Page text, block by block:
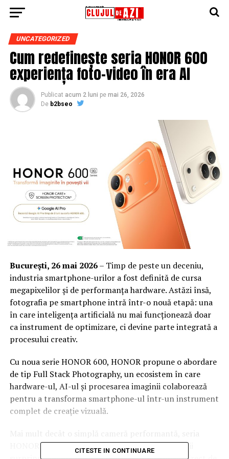
UNCATEGORIZED
Cum redefinește seria HONOR 600
experiența foto-video în era AI
Publicat acum 2 luni pe mai 26, 2026
De b2bseo
București, 26 mai 2026– Timp de peste un deceniu,
industria smartphone-urilor a fost definită de cursa
megapixelilor și de performanța hardware. Astăzi însă,
fotografia pe smartphone intră într-o nouă etapă: una
în care inteligența artificială nu mai funcționează doar
ca instrument de optimizare, ci devine parte integrată a
procesului creativ.
Cu noua serie HONOR 600, HONOR propune o abordare
de tip Full Stack Photography, un ecosistem în care
hardware-ul, AI-ul și procesarea imaginii colaborează
pentru a transforma smartphone-ul într-un instrument
complet de creație vizuală.
HONOR 600 redefinește modul în care utilizatorii
CITESTE IN CONTINUARE